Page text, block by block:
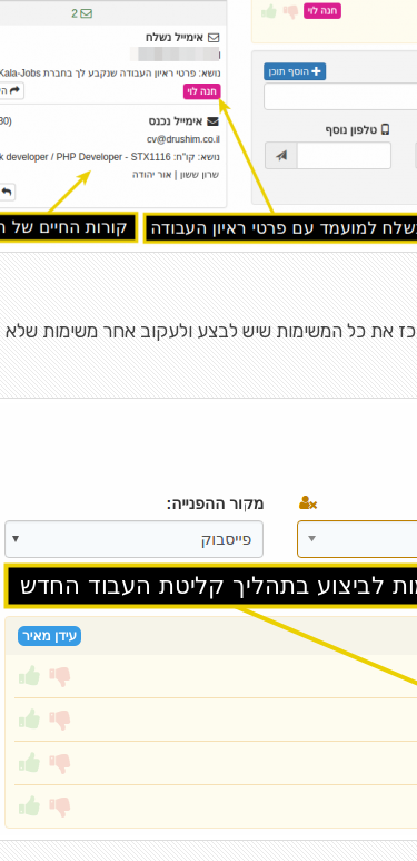
את כל המשימות שיש לבצע ולעקוב אחר משימות שלא